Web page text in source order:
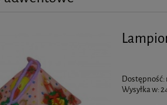
Dostępność:
Wysyłka w: